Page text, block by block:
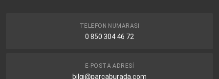
TELEFON NUMARASI
0 850 304 46 72
E-POSTA ADRESI
bilgi@parcaburada.com